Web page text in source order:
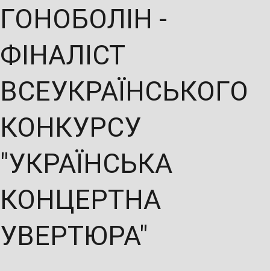
ГОНОБОЛІН -
ФІНАЛІСТ
ВСЕУКРАЇНСЬКОГО
КОНКУРСУ
"УКРАЇНСЬКА
КОНЦЕРТНА
УВЕРТЮРА"